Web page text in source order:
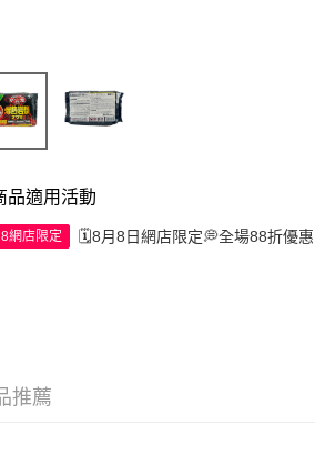
品適用活動
網店限定 🗓️8月8日網店限定💭全場88折優惠
推薦